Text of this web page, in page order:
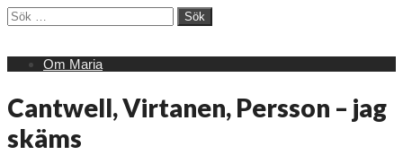
Sök
efter:
Main
Skip
Om Maria
Cantwell, Virtanen, Persson – jag
skäms